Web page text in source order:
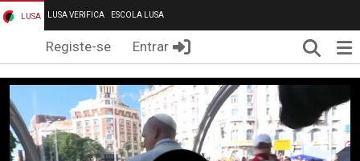
LUSA LUSA VERIFICA ESCOLA LUSA
Registe-se Entrar